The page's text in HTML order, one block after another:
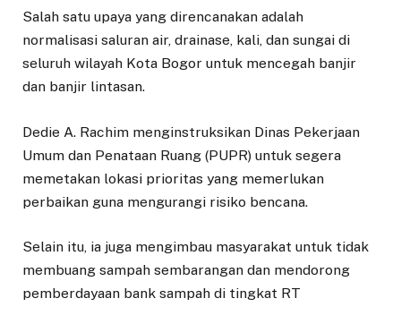
Salah satu upaya yang direncanakan adalah
normalisasi saluran air, drainase, kali, dan sungai di
seluruh wilayah Kota Bogor untuk mencegah banjir
dan banjir lintasan.
Dedie A. Rachim menginstruksikan Dinas Pekerjaan
Umum dan Penataan Ruang (PUPR) untuk segera
memetakan lokasi prioritas yang memerlukan
perbaikan guna mengurangi risiko bencana.
Selain itu, ia juga mengimbau masyarakat untuk tidak
membuang sampah sembarangan dan mendorong
pemberdayaan bank sampah di tingkat RT